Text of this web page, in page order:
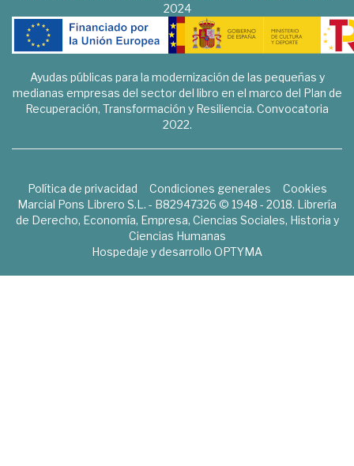
2024
Ayudas públicas para la modernización de las pequeñas y
medianas empresas del sector del libro en el marco del Plan de
Recuperación, Transformación y Resiliencia. Convocatoria
2022.
Política de privacidad Condiciones generales
Cookies
Marcial Pons Librero S.L. - B82947326 © 1948 - 2018. Librería
de Derecho, Economía, Empresa, Ciencias Sociales, Historia y
Ciencias Humanas
Hospedaje y desarrollo OPTYMA